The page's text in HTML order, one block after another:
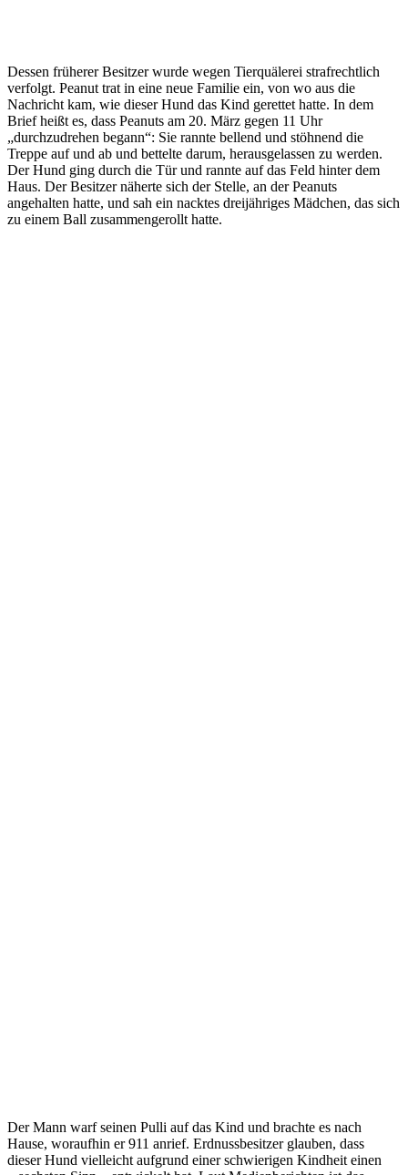
Dessen früherer Besitzer wurde wegen Tierquälerei strafrechtlich
verfolgt. Peanut trat in eine neue Familie ein, von wo aus die
Nachricht kam, wie dieser Hund das Kind gerettet hatte. In dem
Brief heißt es, dass Peanuts am 20. März gegen 11 Uhr
„durchzudrehen begann“: Sie rannte bellend und stöhnend die
Treppe auf und ab und bettelte darum, herausgelassen zu werden.
Der Hund ging durch die Tür und rannte auf das Feld hinter dem
Haus. Der Besitzer näherte sich der Stelle, an der Peanuts
angehalten hatte, und sah ein nacktes dreijähriges Mädchen, das sich
zu einem Ball zusammengerollt hatte.
Der Mann warf seinen Pulli auf das Kind und brachte es nach
Hause, woraufhin er 911 anrief. Erdnussbesitzer glauben, dass
dieser Hund vielleicht aufgrund einer schwierigen Kindheit einen